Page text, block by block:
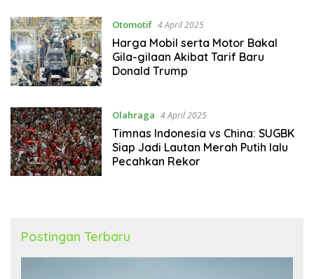
Otomotif 4 April 2025
Harga Mobil serta Motor Bakal
Gila-gilaan Akibat Tarif Baru
Donald Trump
Olahraga 4 April 2025
Timnas Indonesia vs China: SUGBK
Siap Jadi Lautan Merah Putih lalu
Pecahkan Rekor
Postingan Terbaru